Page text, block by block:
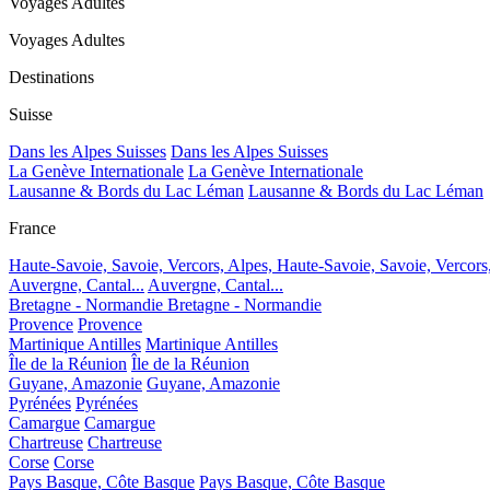
Voyages Adultes
Destinations
Suisse
Dans les Alpes Suisses Dans les Alpes Suisses
La Genève Internationale La Genève Internationale
Lausanne & Bords du Lac Léman Lausanne & Bords du Lac Léman
France
Haute-Savoie, Savoie, Vercors, Alpes, Haute-Savoie, Savoie,
Auvergne, Cantal... Auvergne, Cantal...
Bretagne - Normandie Bretagne - Normandie
Provence Provence
Martinique Antilles Martinique Antilles
Île de la Réunion Île de la Réunion
Guyane, Amazonie Guyane, Amazonie
Pyrénées Pyrénées
Camargue Camargue
Chartreuse Chartreuse
Corse Corse
Pays Basque, Côte Basque Pays Basque, Côte Basque